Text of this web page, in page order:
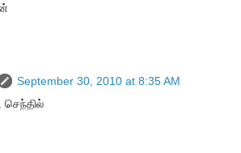
September 30, 2010 at 8:35 AM
செந்தில்